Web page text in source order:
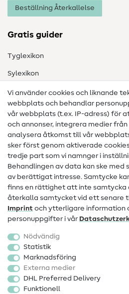
Beställning Återkallelse
Gratis guider
Tyglexikon
Sylexikon
Sömnadsinstruktioner
Hjälp & kontakt
Kontakt
Information om byte av operatör
FAQ
Ångerrätt
Populärt
Sytillbehör
Rea
Vi använder cookies och liknande
webbplats och behandlar
vår webbplats (t.ex. IP-adress) för
och annonser, integrera medier
analysera åtkomst till vår
sker först genom aktiverade
tredje part som vi namnger i
Behandlingen av data kan ske med
av berättigat intresse. Samtycke
finns en rättighet att inte samtycka
återkalla samtycket vid ett senare
Imprint och ytterligare information
personuppgifter i vår
Nödvändig
Statistik
Marknadsföring
Externa medier
DHL Preferred Delivery
Funktionell